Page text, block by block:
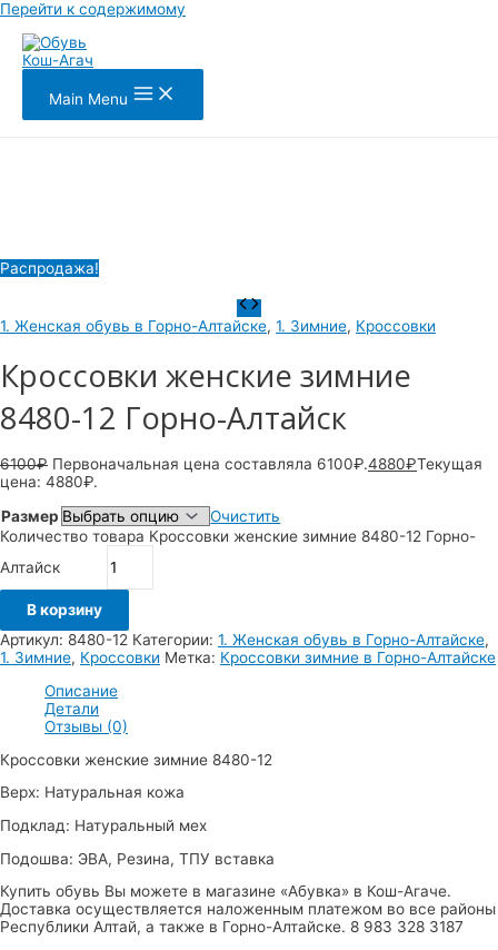
Перейти к содержимому
Main Menu
Распродажа!
1. Женская обувь в Горно-Алтайске, 1. Зимние, Кроссовки
Кроссовки женские зимние
8480-12 Горно-Алтайск
6100₽ Первоначальная цена составляла 6100₽.4880₽Текущая
цена: 4880₽.
Размер
Очистить
Количество товара Кроссовки женские зимние 8480-12 Горно-
Алтайск
В корзину
Артикул: 8480-12 Категории: 1. Женская обувь в Горно-Алтайске,
1. Зимние, Кроссовки Метка: Кроссовки зимние в Горно-Алтайске
Описание
Детали
Отзывы (0)
Кроссовки женские зимние 8480-12
Верх: Натуральная кожа
Подклад: Натуральный мех
Подошва: ЭВА, Резина, ТПУ вставка
Купить обувь Вы можете в магазине «Абувка» в Кош-Агаче.
Доставка осуществляется наложенным платежом во все районы
Республики Алтай, а также в Горно-Алтайске. 8 983 328 3187